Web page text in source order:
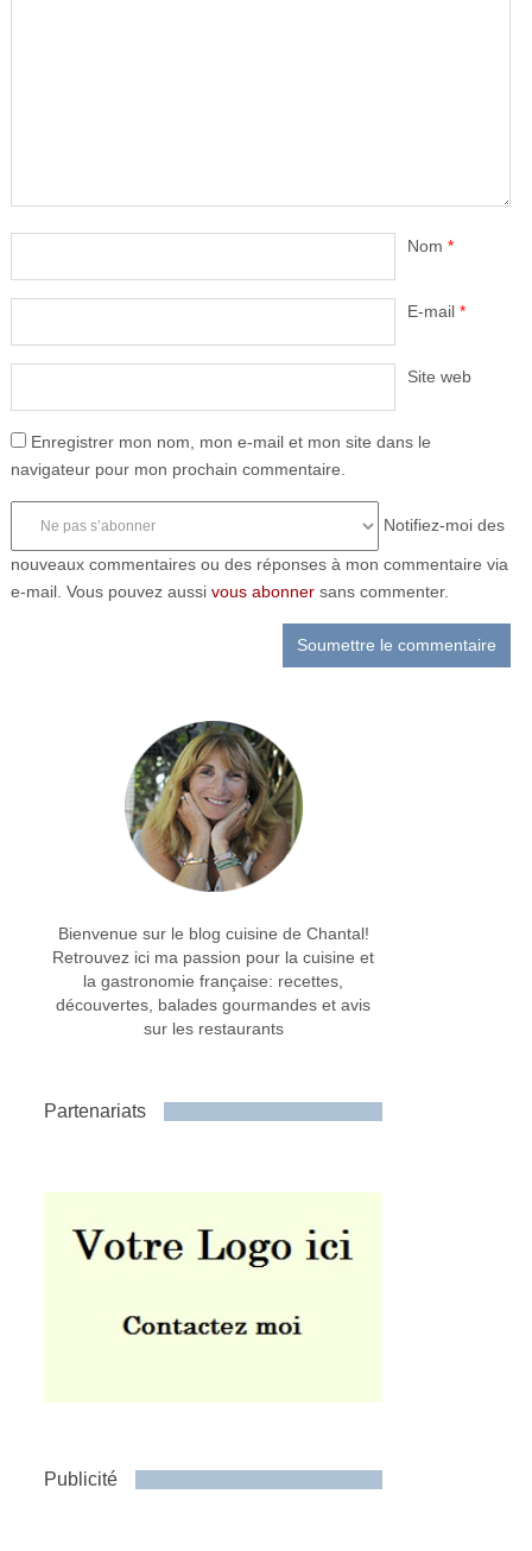
Nom *
E-mail *
Site web
Enregistrer mon nom, mon e-mail et mon site dans le
navigateur pour mon prochain commentaire.
Notifiez-moi des
nouveaux commentaires ou des réponses à mon commentaire via
e-mail. Vous pouvez aussi vous abonnersans commenter.
Bienvenue sur le blog cuisine de Chantal!
Retrouvez ici ma passion pour la cuisine et
la gastronomie française: recettes,
découvertes, balades gourmandes et avis
sur les restaurants
Partenariats
Publicité